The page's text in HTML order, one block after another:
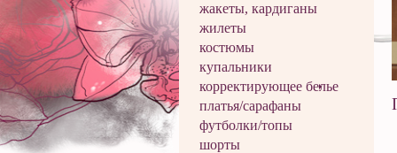
жакеты, кардиганы
жилеты
костюмы
купальники
корректирующее белье
платья/сарафаны
футболки/топы
шорты